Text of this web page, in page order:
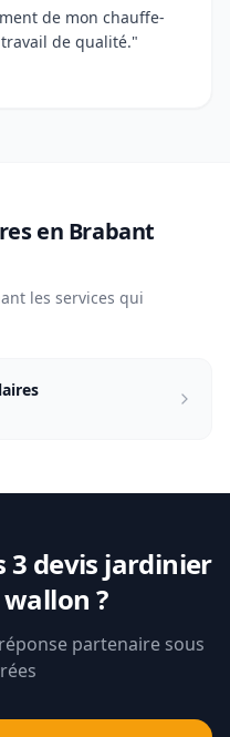
de mon chauffe-
de qualité."
en Brabant
les services qui
3 devis jardinier
?
partenaire sous